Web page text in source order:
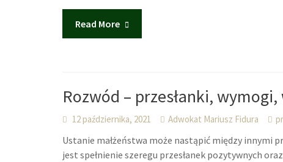
Read More
Rozwód – przesłanki,
12 października, 2021 Adwokat Mariusz Fidura
Ustanie małżeństwa może nastąpić między innymi
jest spełnienie szeregu przesłanek pozytywnych